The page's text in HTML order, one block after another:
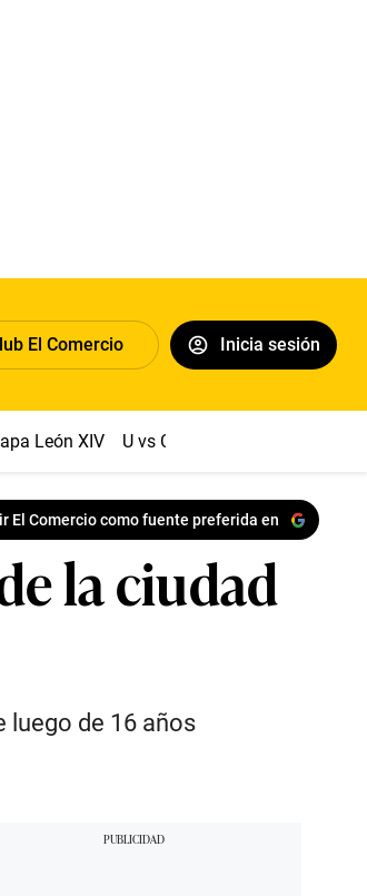
El Comercio Inicia sesión
León XIV U vs Cristal
El Comercio como fuente preferida en
la ciudad
luego de 16 años